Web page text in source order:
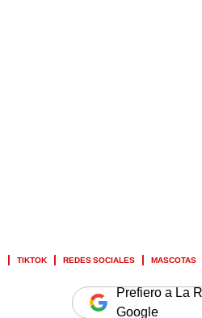
TIKTOK REDES SOCIALES MASCOTAS
Prefiero a La
Google